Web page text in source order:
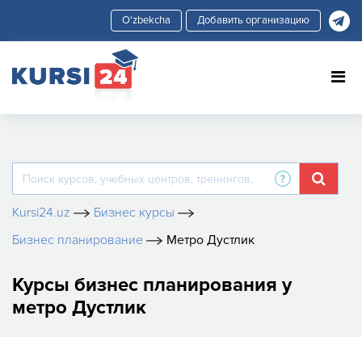
Добавить организацию
Kursi24.uz
Бизнес курсы
Бизнес планирование
Метро Дустлик
Курсы бизнес планирования у
метро Дустлик